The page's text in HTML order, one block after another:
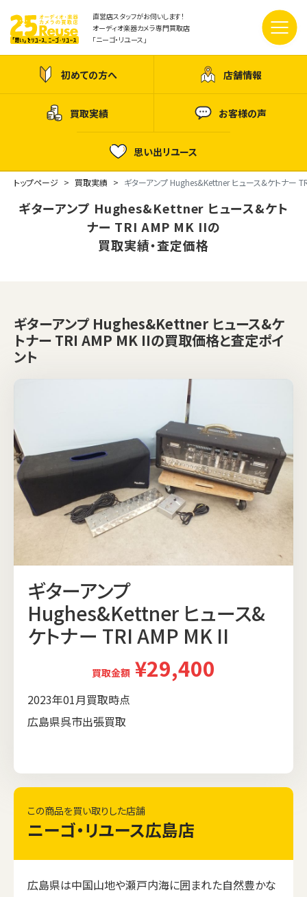
直営店スタッフがお伺いします！
オーディオ楽器カメラ専門買取店
「ニーゴ・リユース」
初めての方へ 店舗情報
買取実績 お客様の声
思い出リユース
トップページ 買取実績 ギターアンプ Hughes&Kettner ヒュース&ケトナー
ギターアンプ Hughes&Kettner ヒュース&ケト
ナー TRI AMP MK IIの
買取実績・査定価格
ギターアンプ Hughes&Kettner ヒュース&ケ
トナー TRI AMP MK IIの買取価格と査定ポイ
ント
ギターアンプ
Hughes&Kettner ヒュース&
ケトナー TRI AMP MK II
買取金額 ¥29,400
2023年01月買取時点
広島県呉市出張買取
この商品を買い取りした店舗
ニーゴ・リユース広島店
広島県は中国山地や瀬戸内海に囲まれた自然豊かな